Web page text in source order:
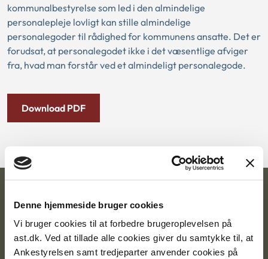
Denne hjemmeside bruger cookies
Vi bruger cookies til at forbedre brugeroplevelsen på
ast.dk. Ved at tillade alle cookies giver du samtykke til, at
Ankestyrelsen samt tredjeparter anvender cookies på
kommunalbestyrelse som led i den almindelige
personalepleje lovligt kan stille almindelige
personalegoder til rådighed for kommunens ansatte. Det er
forudsat, at personalegodet ikke i det væsentlige afviger
fra, hvad man forstår ved et almindeligt personalegode.
Download PDF
Postadresse:
Nytorv 7, 2. sal